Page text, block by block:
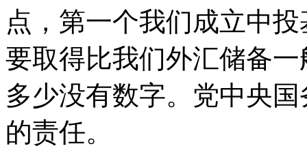
点，第一个我们成立中
要取得比我们外汇储备
多少没有数字。党中央
的责任。